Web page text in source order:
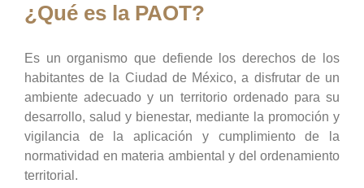
¿Qué es la PAOT?
Es un organismo que defiende los derechos de los
habitantes de la Ciudad de México, a disfrutar de un
ambiente adecuado y un territorio ordenado para su
desarrollo, salud y bienestar, mediante la promoción y
vigilancia de la aplicación y cumplimiento de la
normatividad en materia ambiental y del ordenamiento
territorial.